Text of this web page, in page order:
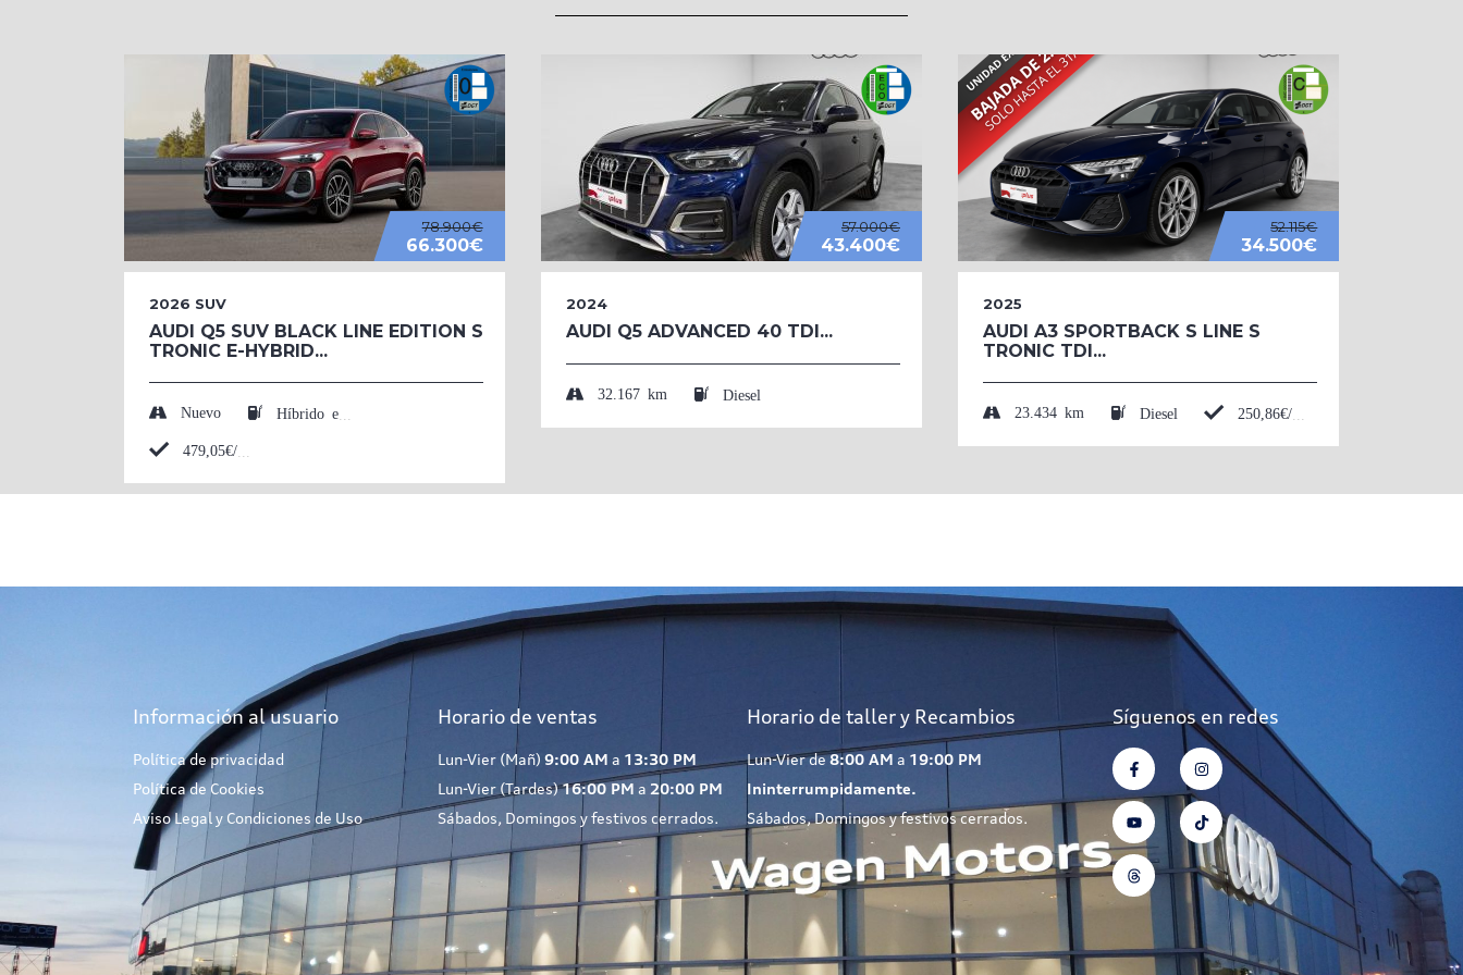
78.900€
66.300€
2026 SUV
AUDI Q5 SUV BLACK LINE EDITION S
TRONIC E-HYBRID...
Nuevo
57.000€
43.400€
2024
AUDI Q5 ADVANCED 40 TDI...
32.167 km Diesel
52.115€
34.500€
2025
AUDI A3 SPORTBACK S LINE S
TRONIC TDI...
23.434 km Diesel
Información al usuario
Política de privacidad
Política de Cookies
Aviso Legal y Condiciones de Uso
Horario de ventas
Lun-Vier (Mañ) 9:00 AM a 13:30 PM
Lun-Vier (Tardes)16:00 PM a 20:00 PM
Sábados, Domingos y festivos cerrados.
Horario de taller y Recambios
Lun-Vier de8:00 AM a 19:00 PM
Ininterrumpidamente.
Sábados, Domingos y festivos cerrados.
Síguenos en redes